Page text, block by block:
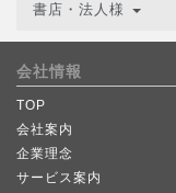
書店・法人様
会社情報
TOP
会社案内
企業理念
サービス案内